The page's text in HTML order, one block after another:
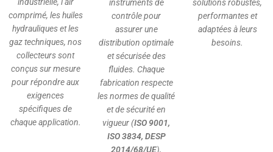
comprimé, les huiles
hydrauliques et les
gaz techniques, nos
collecteurs sont
conçus sur mesure
pour répondre aux
exigences
spécifiques de
chaque application.
instruments de
contrôle pour
assurer une
distribution optimale
et sécurisée des
fluides. Chaque
fabrication respecte
les normes de qualité
et de sécurité en
vigueur (ISO 9001,
ISO 3834, DESP
2014/68/UE),
solutions robustes,
performantes et
adaptées à leurs
besoins.